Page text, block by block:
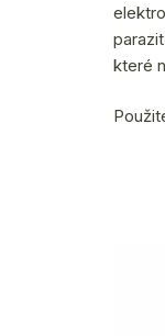
které